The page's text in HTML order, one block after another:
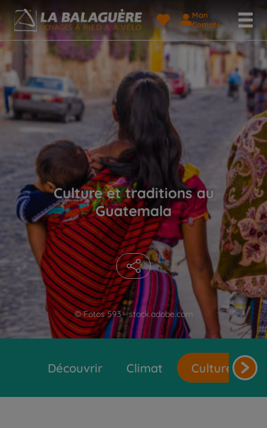
Mon
Compte
© Fotos 593 - stock.adobe.com
Culture et traditions au
Guatemala
Découvrir Climat Cultures et